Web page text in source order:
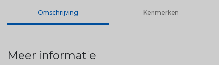
Omschrijving Kenmerken
Meer informatie